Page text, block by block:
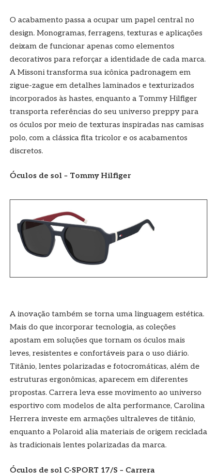
O acabamento passa a ocupar um papel central no
design. Monogramas, ferragens, texturas e aplicações
deixam de funcionar apenas como elementos
decorativos para reforçar a identidade de cada marca.
A Missoni transforma sua icônica padronagem em
zigue-zague em detalhes laminados e texturizados
incorporados às hastes, enquanto a Tommy Hilfiger
transporta referências do seu universo preppy para
os óculos por meio de texturas inspiradas nas camisas
polo, com a clássica fita tricolor e os acabamentos
discretos.
Óculos de sol – Tommy Hilfiger
A inovação também se torna uma linguagem estética.
Mais do que incorporar tecnologia, as coleções
apostam em soluções que tornam os óculos mais
leves, resistentes e confortáveis para o uso diário.
Titânio, lentes polarizadas e fotocromáticas, além de
estruturas ergonômicas, aparecem em diferentes
propostas. Carrera leva esse movimento ao universo
esportivo com modelos de alta performance, Carolina
Herrera investe em armações ultraleves de titânio,
enquanto a Polaroid alia materiais de origem reciclada
às tradicionais lentes polarizadas da marca.
Óculos de sol C-SPORT 17/S – Carrera